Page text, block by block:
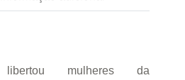
mulheres da